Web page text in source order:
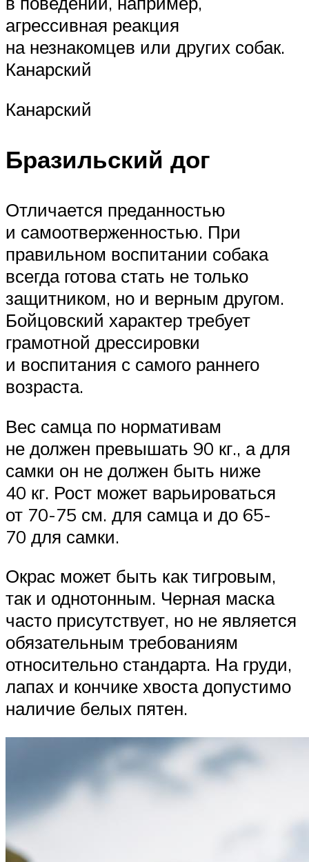
агрессивная реакция
на незнакомцев или других собак.
Канарский
Канарский
Бразильский дог
Отличается преданностью
и самоотверженностью. При
правильном воспитании собака
всегда готова стать не только
защитником, но и верным другом.
Бойцовский характер требует
грамотной дрессировки
и воспитания с самого раннего
возраста.
Вес самца по нормативам
не должен превышать 90 кг., а для
самки он не должен быть ниже
40 кг. Рост может варьироваться
от 70-75 см. для самца и до 65-
70 для самки.
Окрас может быть как тигровым,
так и однотонным. Черная маска
часто присутствует, но не является
обязательным требованиям
относительно стандарта. На груди,
лапах и кончике хвоста допустимо
наличие белых пятен.